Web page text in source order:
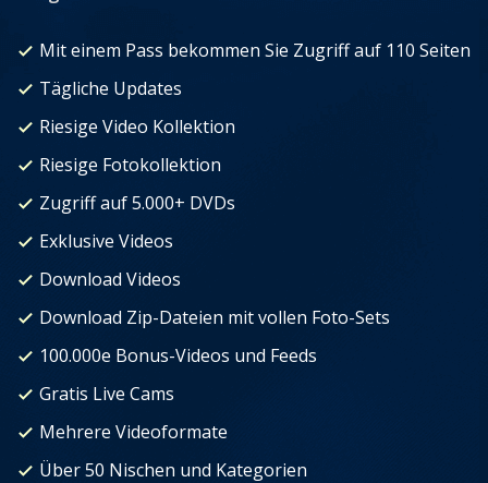
Mit einem Pass bekommen Sie Zugriff auf 110 Seiten
Tägliche Updates
Riesige Video Kollektion
Riesige Fotokollektion
Zugriff auf 5.000+ DVDs
Exklusive Videos
Download Videos
Download Zip-Dateien mit vollen Foto-Sets
100.000e Bonus-Videos und Feeds
Gratis Live Cams
Mehrere Videoformate
Über 50 Nischen und Kategorien